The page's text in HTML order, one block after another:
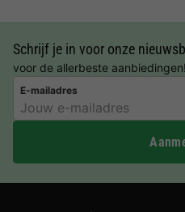
Schrijf je in voor onze
voor de allerbeste aanbiedingen!
E-mailadres